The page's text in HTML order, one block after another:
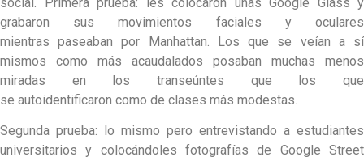
grabaron sus movimientos faciales y oculares
mientras paseaban por Manhattan. Los que se veían a sí
mismos como más acaudalados posaban muchas menos
miradas en los transeúntes que los que
se autoidentificaron como de clases más modestas.
Segunda prueba: lo mismo pero entrevistando a estudiantes
universitarios y colocándoles fotografías de Google Street